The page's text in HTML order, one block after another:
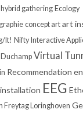
hybrid gathering Ecology
concept art art
It! Nifty Interactive
Virtual
Recommendation
EEG
Freytag Loringhoven